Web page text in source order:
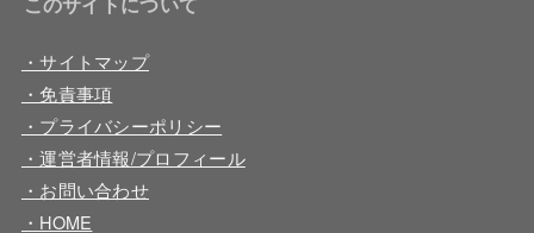
・サイトマップ
・免責事項
・プライバシーポリシー
・運営者情報/プロフィール
・お問い合わせ
・HOME